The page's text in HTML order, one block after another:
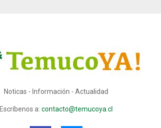
Noticas - Información - Actualidad
Escríbenos a: contacto@temucoya.cl